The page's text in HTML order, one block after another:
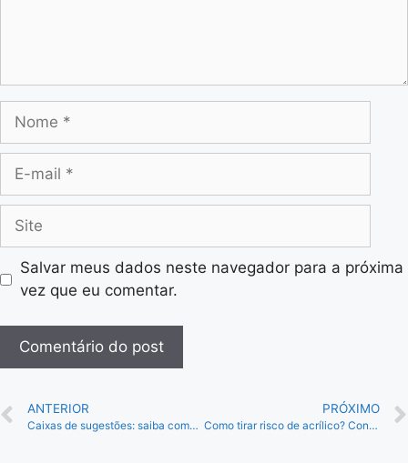
Salvar meus dados neste navegador para a próxima
vez que eu comentar.
ANTERIOR
Caixas de sugestões: saiba como implementar e escolher!
PRÓXIMO
Como tirar risco de acrílico? Confira as dicas da Acrílico!